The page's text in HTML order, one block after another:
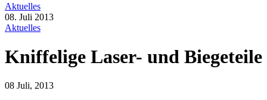
Aktuelles
08. Juli 2013
Aktuelles
Kniffelige Laser- und Biegeteile
08 Juli, 2013